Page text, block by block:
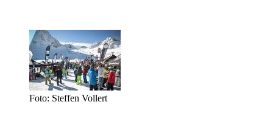
Foto: Steffen Vollert